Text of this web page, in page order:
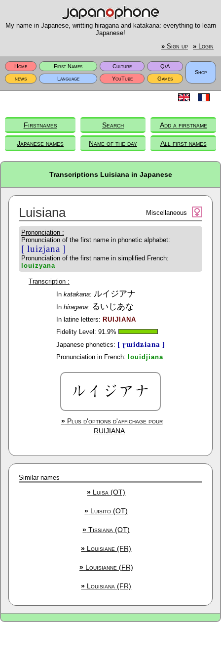
My name in Japanese, writting hiragana and katakana: everything to learn
Japanese!
» Sign up » Login
Home First Names Culture
Q/A
Shop
news
Language YouTube Games
Firstnames Search Add a firstname
Japanese names Name of the day All first names
Transcriptions Luisiana in Japanese
Luisiana Miscellaneous
Prononciation :
Pronunciation of the first name in phonetic alphabet:
[ luizjana ]
Pronunciation of the first name in simplified French:
louizyana
Transcription :
In katakana: ルイジアナ
In hiragana: るいじあな
In latine letters: RUIJIANA
Fidelity Level: 91.9%
Japanese phonetics: [ ɽɯidʑiana ]
Pronunciation in French: louidjiana
»Plus d'options d'affichage pour
RUIJIANA
Similar names
» Luisa (OT)
» Luisito (OT)
» Tissiana (OT)
» Louisiane (FR)
»Louisianne (FR)
» Louisiana (FR)